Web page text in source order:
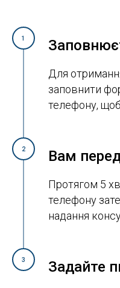
1
Для
заповнити
телефону,
2 Вам
Протягом 5
телефону
надання
3 Задайте